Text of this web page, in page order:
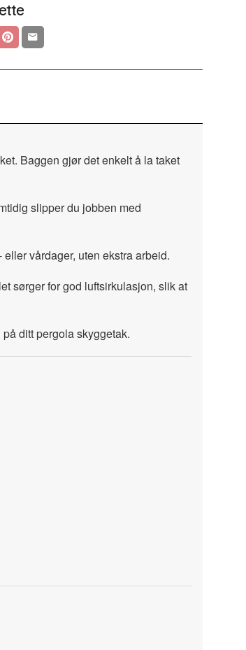
Baggen gjør det enkelt å la taket
slipper du jobben med
vårdager, uten ekstra arbeid.
sørger for god luftsirkulasjon, slik at
ditt pergola skyggetak.